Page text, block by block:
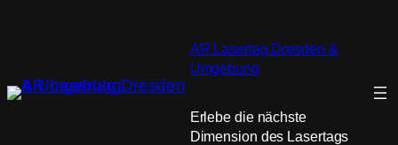
AR Lasertag Dresden &
Umgebung
Erlebe die nächste
Dimension des Lasertags